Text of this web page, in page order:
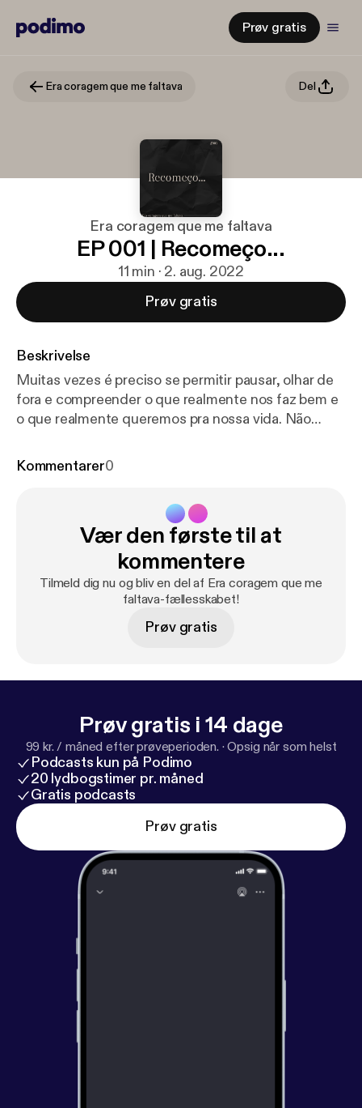
Prøv gratis
Era coragem que me faltava Del
Era coragem que me faltava
EP 001 | Recomeço...
11 min · 2. aug. 2022
Prøv gratis
Beskrivelse
Muitas vezes é preciso se permitir pausar, olhar de
fora e compreender o que realmente nos faz bem e
o que realmente queremos pra nossa vida. Não
necessário for. Me segue nas redes sociais!!! No
encontra aqui toda terça-feira! Um grande beijo,
Isabel Debatin!
Kommentarer0
Vær den første til at
kommentere
Tilmeld dig nu og bliv en del af Era coragem que me
faltava-fællesskabet!
Prøv gratis
Prøv gratis i 14 dage
99 kr. / måned efter prøveperioden. ·Opsig når som helst
Podcasts kun på Podimo
20 lydbogstimer pr. måned
Gratis podcasts
Prøv gratis